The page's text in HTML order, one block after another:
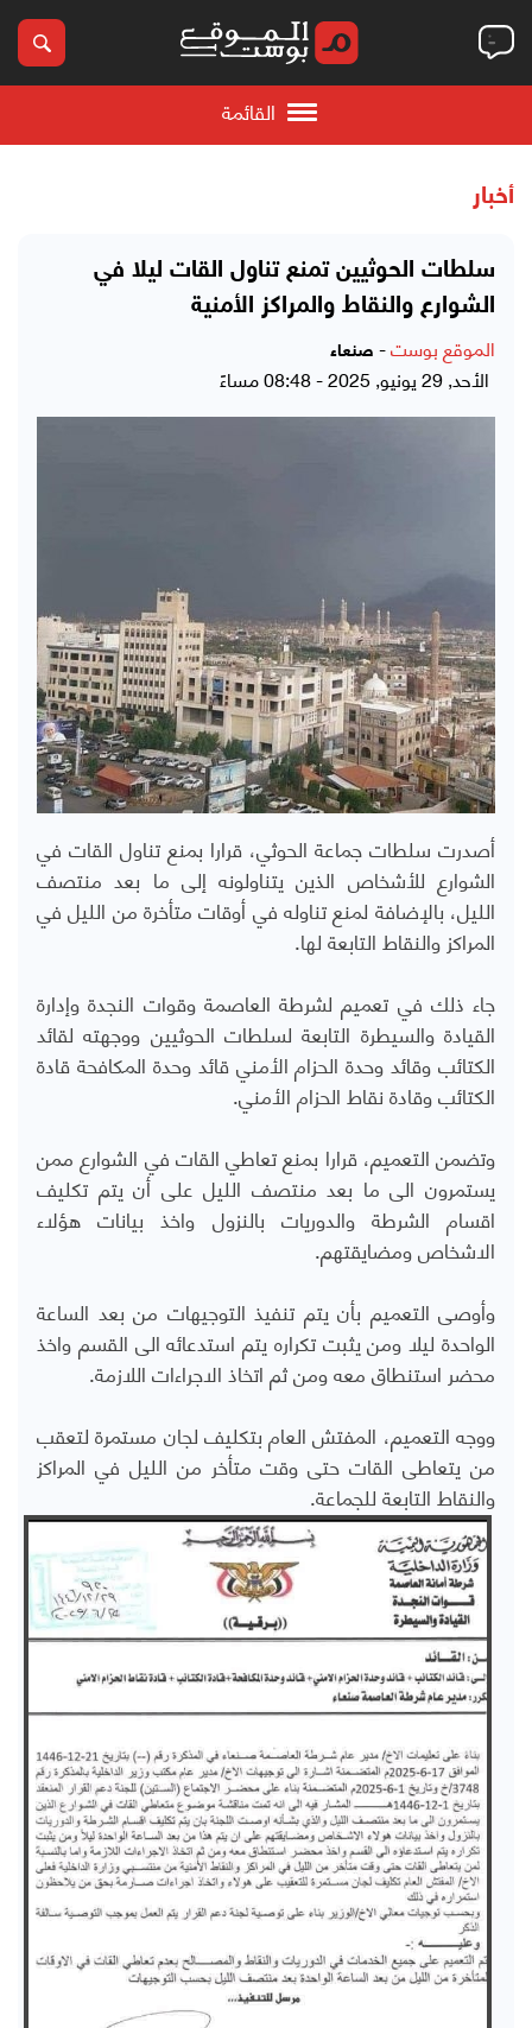
القائمة
أخبار
سلطات الحوثيين تمنع تناول القات ليلا في
الشوارع والنقاط والمراكز الأمنية
الموقع بوست- صنعاء
الأحد, 29 يونيو, 2025 - 08:48 مساءً
أصدرت سلطات جماعة الحوثي، قرارا بمنع تناول القات في
الشوارع للأشخاص الذين يتناولونه إلى ما بعد منتصف
الليل، بالإضافة لمنع تناوله في أوقات متأخرة من الليل في
المراكز والنقاط التابعة لها.
جاء ذلك في تعميم لشرطة العاصمة وقوات النجدة وإدارة
القيادة والسيطرة التابعة لسلطات الحوثيين ووجهته لقائد
الكتائب وقائد وحدة الحزام الأمني قائد وحدة المكافحة قادة
الكتائب وقادة نقاط الحزام الأمني.
وتضمن التعميم، قرارا بمنع تعاطي القات في الشوارع ممن
يستمرون الى ما بعد منتصف الليل على أن يتم تكليف
اقسام الشرطة والدوريات بالنزول واخذ بيانات هؤلاء
الاشخاص ومضايقتهم.
وأوصى التعميم بأن يتم تنفيذ التوجيهات من بعد الساعة
الواحدة ليلا ومن يثبت تكراره يتم استدعائه الى القسم واخذ
محضر استنطاق معه ومن ثم اتخاذ الاجراءات اللازمة.
ووجه التعميم، المفتش العام بتكليف لجان مستمرة لتعقب
من يتعاطى القات حتى وقت متأخر من الليل في المراكز
والنقاط التابعة للجماعة.